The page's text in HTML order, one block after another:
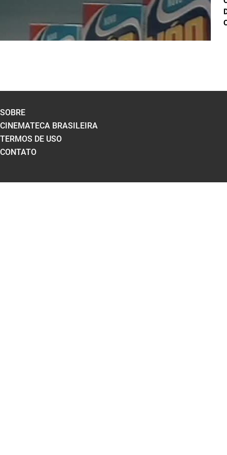
SOBRE
CINEMATECA BRASILEIRA
TERMOS DE USO
CONTATO